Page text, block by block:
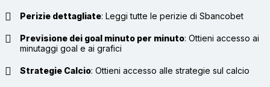
Perizie dettagliate: Leggi tutte le perizie di Sbancobet
Previsione dei goal minuto per minuto: Ottieni accesso ai
minutaggi goal e ai grafici
Strategie Calcio: Ottieni accesso alle strategie sul calcio